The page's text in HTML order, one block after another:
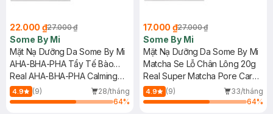
22.000 ₫27.000 ₫
Some By Mi
Mặt Nạ Dưỡng Da Some By Mi
AHA-BHA-PHA Tẩy Tế Bào
Chết 20g
Real AHA-BHA-PHA Calming
Care Mask
4.9 (9)
28/tháng
64%
17.000 ₫27.000 ₫
Some By Mi
Mặt Nạ Dưỡng Da Some By Mi
Matcha Se Lỗ Chân Lông 20g
Real Super Matcha Pore Care
Mask
4.9 (9)
33/tháng
64%